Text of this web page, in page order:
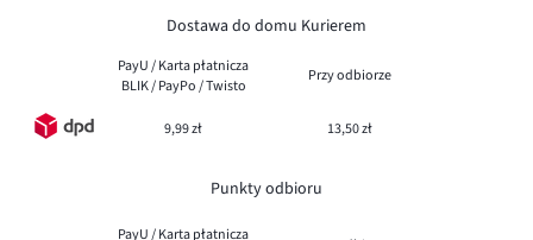
Dostawa do domu Kurierem
PayU / Karta płatnicza
BLIK / PayPo / Twisto
Przy odbiorze
9,99 zł 13,50 zł
Punkty odbioru
PayU / Karta płatnicza